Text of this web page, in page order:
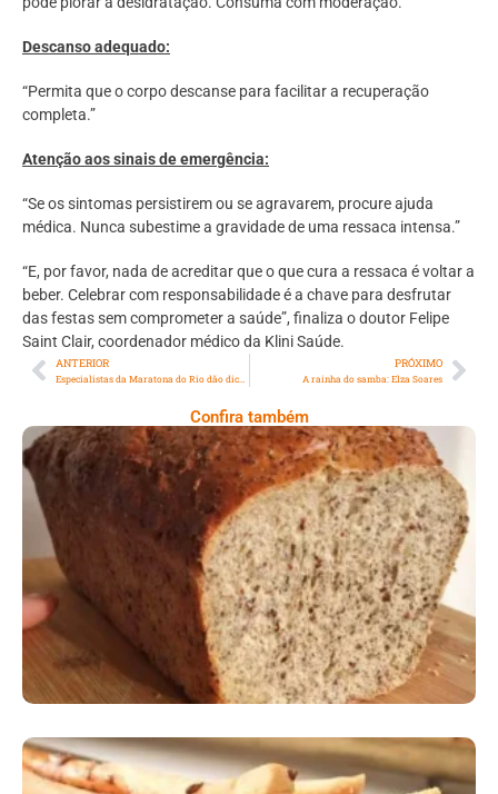
Descanso adequado:
“Permita que o corpo descanse para facilitar a recuperação
completa.”
Atenção aos sinais de emergência:
“Se os sintomas persistirem ou se agravarem, procure ajuda
médica. Nunca subestime a gravidade de uma ressaca intensa.”
“E, por favor, nada de acreditar que o que cura a ressaca é voltar a
beber. Celebrar com responsabilidade é a chave para desfrutar
das festas sem comprometer a saúde”, finaliza o doutor Felipe
Saint Clair, coordenador médico da Klini Saúde.
ANTERIOR
Especialistas da Maratona do Rio dão dicas para conciliar treinos com as festas de fim de ano
PRÓXIMO
A rainha do samba: Elza Soares
Confira também
Comer Bem: Pão Low Carb